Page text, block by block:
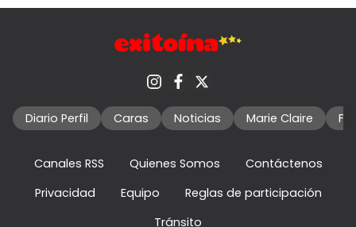
Diario Perfil Caras Noticias Marie Claire
Canales RSS Quienes Somos
Contáctenos
Privacidad
Equipo
Reglas de participación
Tránsito